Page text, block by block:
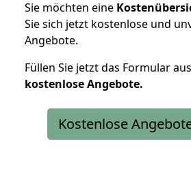
Sie möchten eine
Sie sich jetzt kostenlose und
Angebote.
Füllen Sie jetzt das Formular
kostenloseAngebote.
Kostenlose